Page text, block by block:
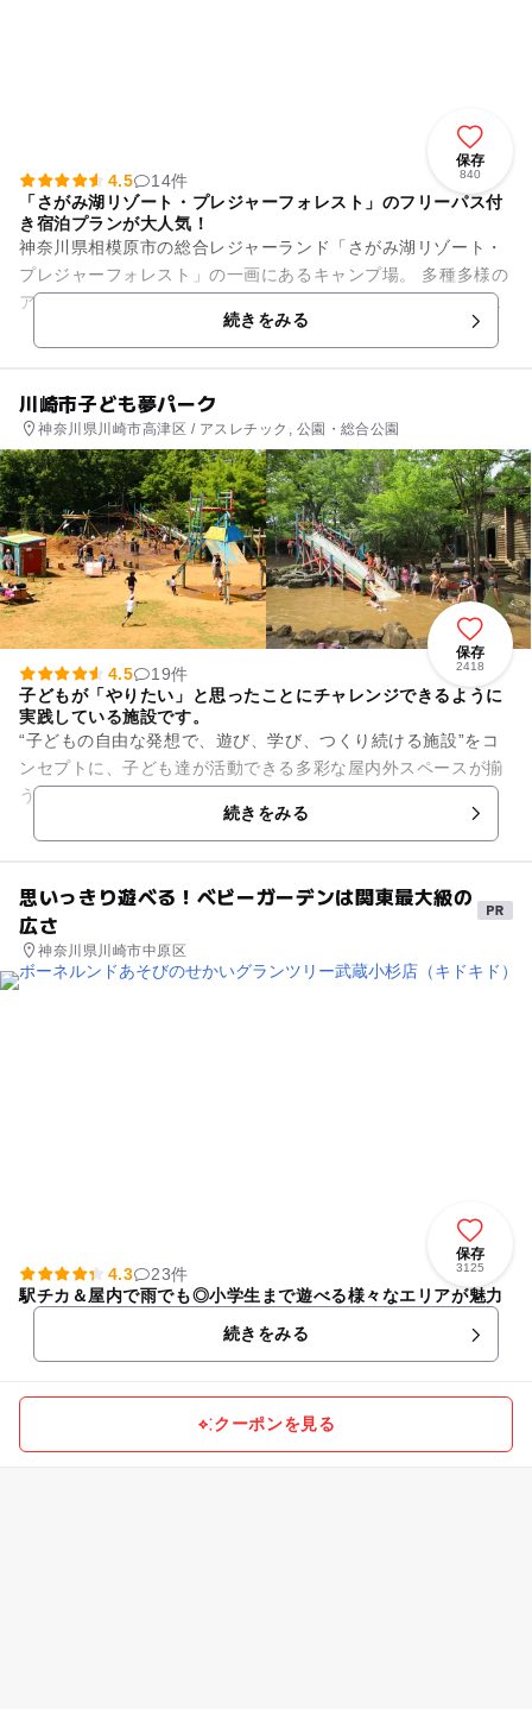
保存
840
4.5
14件
「さがみ湖リゾート・プレジャーフォレスト」のフリーパス付
き宿泊プランが大人気！
神奈川県相模原市の総合レジャーランド「さがみ湖リゾート・
プレジャーフォレスト」の一画にあるキャンプ場。 多種多様の
アトラクションを備えたレジャーランドで遊んだ後、園内でキ
ャンプを楽しむことがで...続きをみる
川崎市子ども夢パーク
神奈川県川崎市高津区 / アスレチック, 公園・総合公園
保存
2418
4.5
19件
子どもが「やりたい」と思ったことにチャレンジできるように
実践している施設です。
“子どもの自由な発想で、遊び、学び、つくり続ける施設”をコ
ンセプトに、子ども達が活動できる多彩な屋内外スペースが揃
うスポットです。 屋外にはプレーパーク(冒険遊び場）、サイ
続きをみる
思いっきり遊べる！ベビーガーデンは関東最大級の
広さ
神奈川県川崎市中原区
保存
3125
4.3
23件
駅チカ＆屋内で雨でも◎小学生まで遊べる様々なエリアが魅力
続きをみる
クーポンを見る